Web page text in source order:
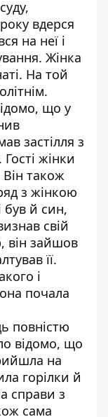
вдерся
на неї і
Жінка
На той
що у
застілля з
жінки
також
з жінкою
був й син,
свій
він зайшов
її.
і
почала
повністю
відомо, що
на
горілки й
справи з
сама